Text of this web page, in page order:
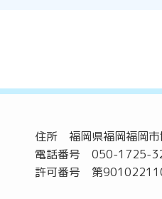
住所 福岡県福岡福岡
電話番号 050-1725-
許可番号 第